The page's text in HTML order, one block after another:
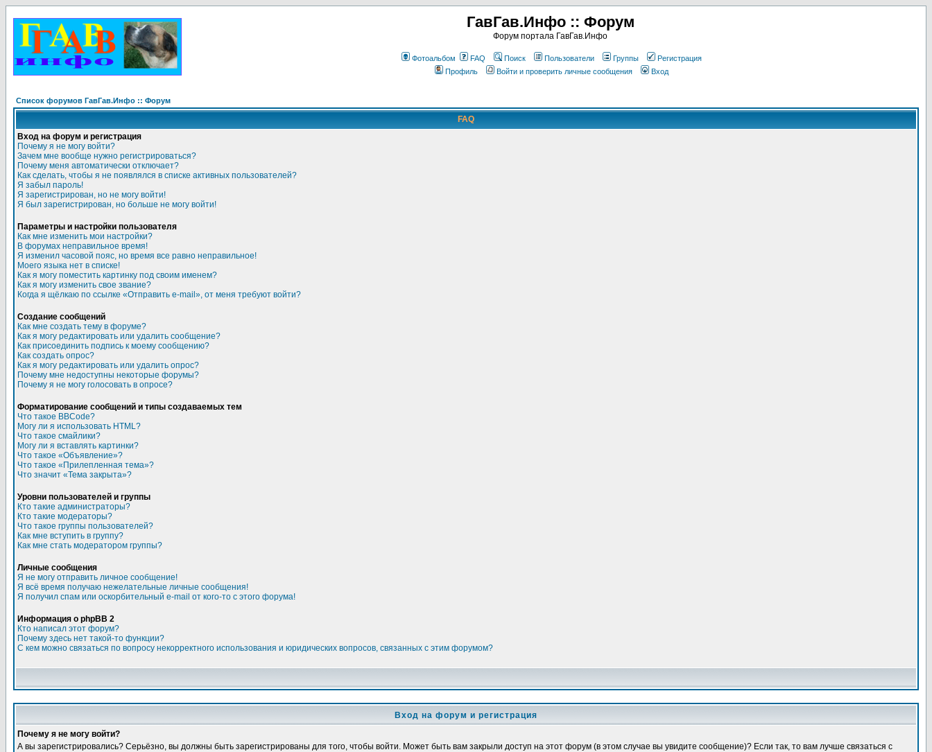
ГавГав.Инфо :: Форум
Форум портала ГавГав.Инфо
Фотоальбом FAQ Поиск Пользователи Группы
Регистрация
Профиль
Войти и проверить личные сообщения Вход
Список форумов ГавГав.Инфо :: Форум
FAQ
Вход на форум и регистрация
Почему я не могу войти?
Зачем мне вообще нужно регистрироваться?
Почему меня автоматически отключает?
Как сделать, чтобы я не появлялся в списке активных пользователей?
Я забыл пароль!
Я зарегистрирован, но не могу войти!
Я был зарегистрирован, но больше не могу войти!
Параметры и настройки пользователя
Как мне изменить мои настройки?
В форумах неправильное время!
Я изменил часовой пояс, но время все равно неправильное!
Моего языка нет в списке!
Как я могу поместить картинку под своим именем?
Как я могу изменить свое звание?
Когда я щёлкаю по ссылке «Отправить e-mail», от меня требуют войти?
Создание сообщений
Как мне создать тему в форуме?
Как я могу редактировать или удалить сообщение?
Как присоединить подпись к моему сообщению?
Как создать опрос?
Как я могу редактировать или удалить опрос?
Почему мне недоступны некоторые форумы?
Почему я не могу голосовать в опросе?
Форматирование сообщений и типы создаваемых тем
Что такое BBCode?
Могу ли я использовать HTML?
Что такое смайлики?
Могу ли я вставлять картинки?
Что такое «Объявление»?
Что такое «Прилепленная тема»?
Что значит «Тема закрыта»?
Уровни пользователей и группы
Кто такие администраторы?
Кто такие модераторы?
Что такое группы пользователей?
Как мне вступить в группу?
Как мне стать модератором группы?
Личные сообщения
Я не могу отправить личное сообщение!
Я всё время получаю нежелательные личные сообщения!
Я получил спам или оскорбительный e-mail от кого-то с этого форума!
Информация о phpBB 2
Кто написал этот форум?
Почему здесь нет такой-то функции?
С кем можно связаться по вопросу некорректного использования и юридических вопросов, связанных с этим форумом?
Вход на форум и регистрация
Почему я не могу войти?
А вы зарегистрировались? Серьёзно, вы должны быть зарегистрированы для того, чтобы войти. Может быть вам закрыли доступ на этот форум (в этом случае вы увидите сообщение)? Если так, то вам лучше связаться с